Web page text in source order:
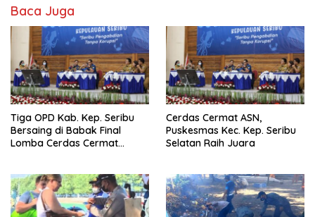
Baca Juga
Tiga OPD Kab. Kep. Seribu
Bersaing di Babak Final
Lomba Cerdas Cermat
Cerdas Cermat ASN,
Puskesmas Kec. Kep. Seribu
Selatan Raih Juara